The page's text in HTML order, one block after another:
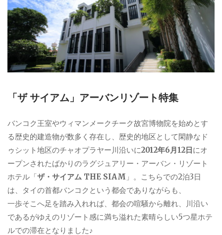
「ザ サイアム」アーバンリゾート特集
バンコク王室やウィマンメークチーク故宮博物院を始めとす
る歴史的建造物が数多く存在し、歴史的地区として閑静なド
ゥシット地区のチャオプラヤー川沿いに2012年6月12日にオ
ープンされたばかりのラグジュアリー・アーバン・リゾート
ホテル「ザ・サイアム THE SIAM 」。こちらでの2泊3日
は、タイの首都バンコクという都会でありながらも、
一歩そこへ足を踏み入れれば、都会の喧騒から離れ、川沿い
であるがゆえのリゾート感に満ち溢れた素晴らしい5つ星ホテ
ルでの滞在となりました♪